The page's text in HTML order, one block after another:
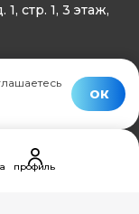
стр. 1, 3 этаж,
техники,
профиль
ОК